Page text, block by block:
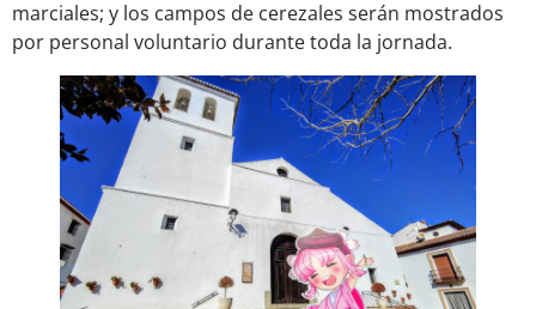
marciales; y los campos de cerezales serán mostrados
por personal voluntario durante toda la jornada.